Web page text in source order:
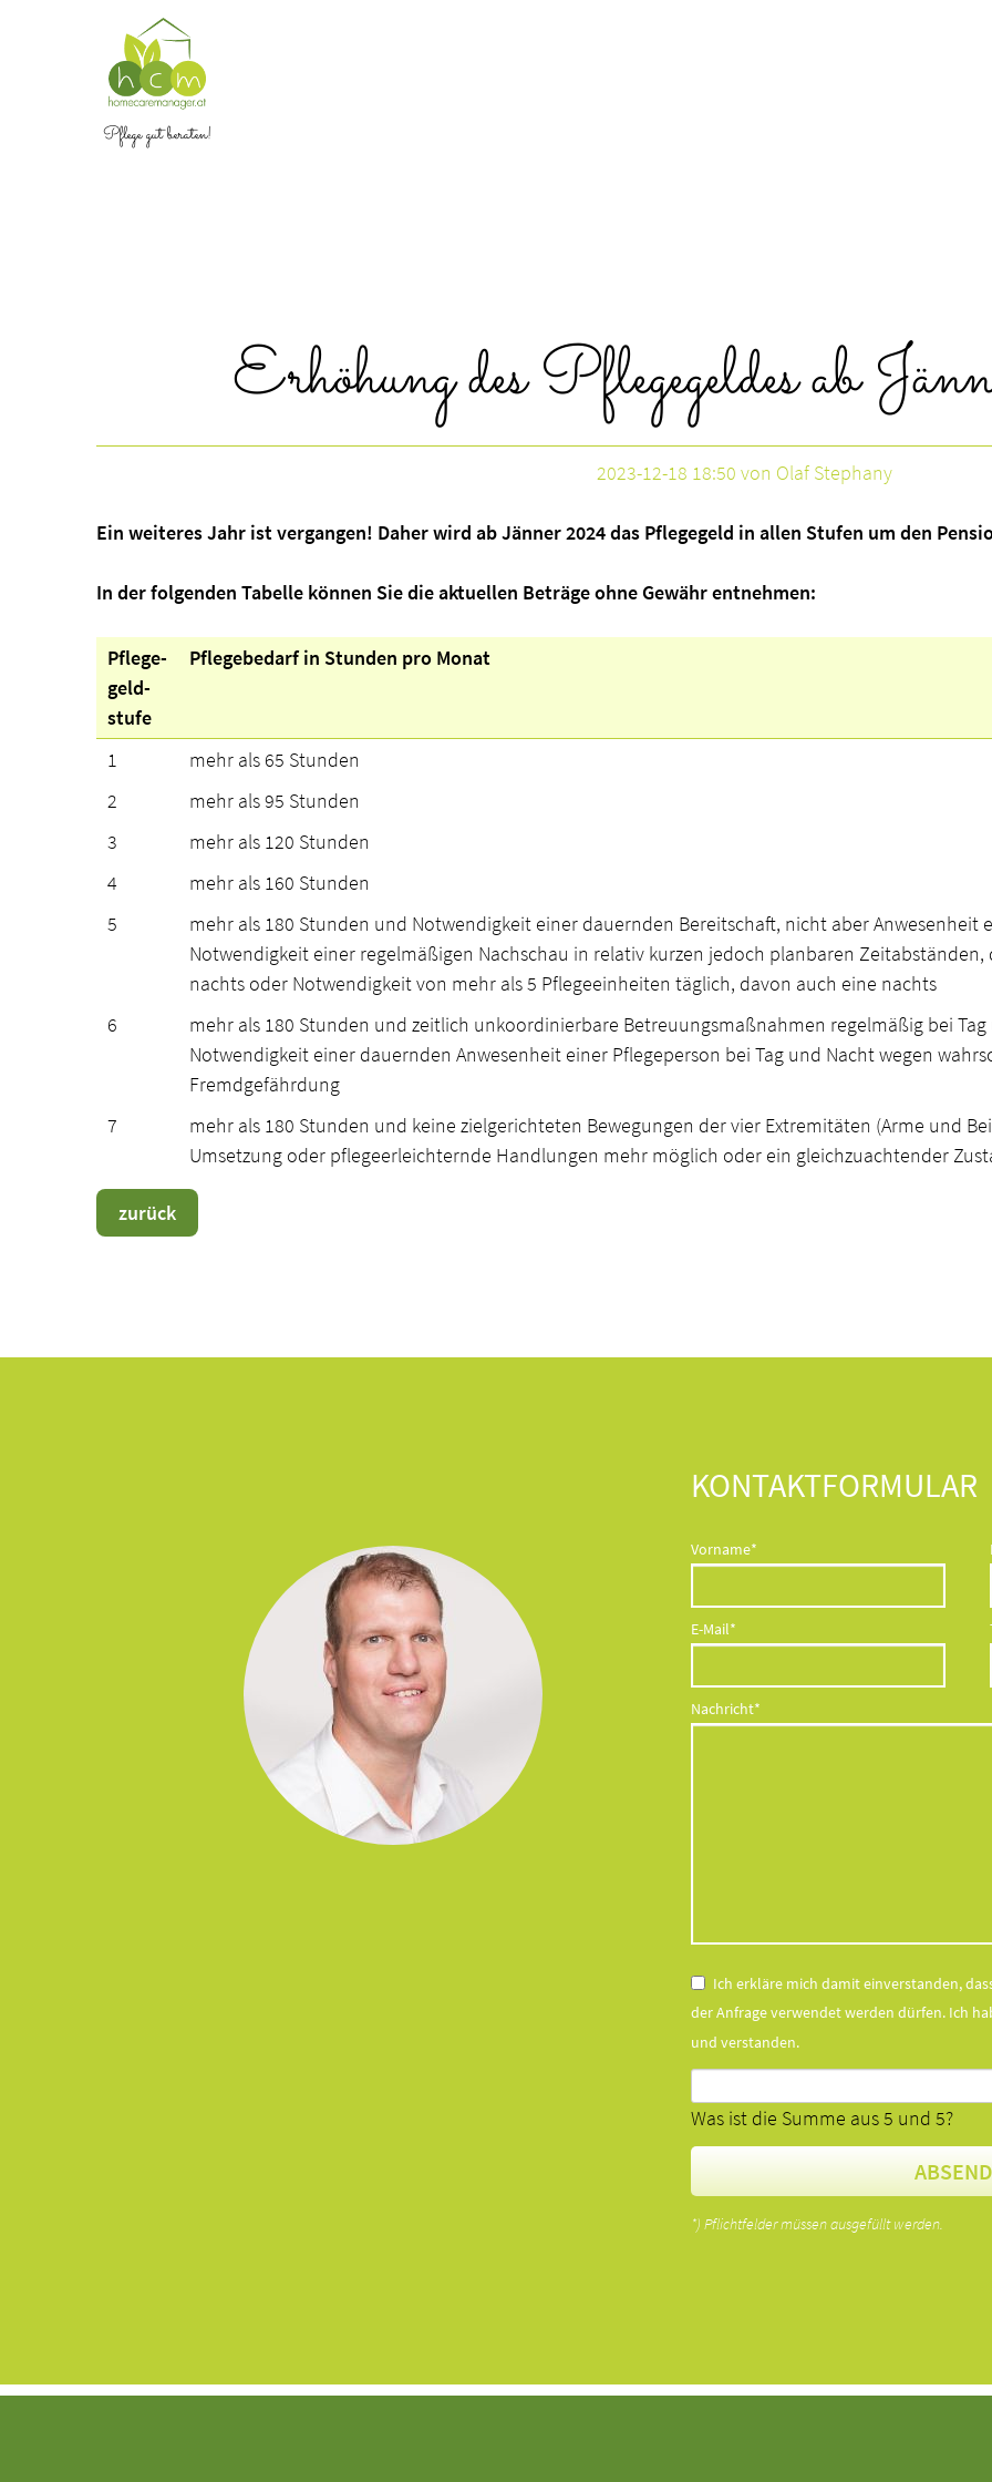
Pflege gut beraten!
Erhöhung des Pflegegeldes ab
2023-12-18 18:50 von Olaf Stephany
Ein weiteres Jahr ist vergangen! Daher wird ab Jänner 2024 das Pflegegeld in allen Stufen um den
In der folgenden Tabelle können Sie die aktuellen Beträge ohne Gewähr entnehmen:
Pflege-
geld-
stufe
Pflegebedarf in Stunden pro Monat
1
mehr als 65 Stunden
2
mehr als 95 Stunden
3
mehr als 120 Stunden
4
mehr als 160 Stunden
5
mehr als 180 Stunden und Notwendigkeit einer dauernden Bereitschaft, nicht aber Anwesenheit
Notwendigkeit einer regelmäßigen Nachschau in relativ kurzen jedoch planbaren Zeitabständen,
nachts oder Notwendigkeit von mehr als 5 Pflegeeinheiten täglich, davon auch eine nachts
6
mehr als 180 Stunden und zeitlich unkoordinierbare Betreuungsmaßnahmen regelmäßig bei
Notwendigkeit einer dauernden Anwesenheit einer Pflegeperson bei Tag und Nacht wegen
Fremdgefährdung
7
mehr als 180 Stunden und keine zielgerichteten Bewegungen der vier Extremitäten (Arme und
Umsetzung oder pflegeerleichternde Handlungen mehr möglich oder ein gleichzuachtender
zurück
KONTAKTFORMULAR
Pflichtfeld
Vorname*
Pflichtfeld
E-Mail*
Pflichtfeld
Nachricht*
Ich erkläre mich damit einverstanden,
der Anfrage verwendet werden dürfen. Ich
und verstanden.
Was ist die Summe aus 5 und 5?
*) Pflichtfelder müssen ausgefüllt werden.